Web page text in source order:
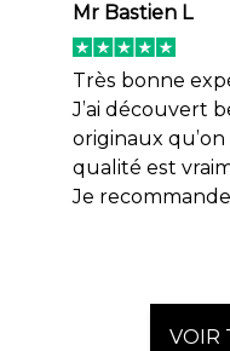
Mr Bastien L
Très bonne
J’ai découvert
originaux
qualité est
Je
VOIR